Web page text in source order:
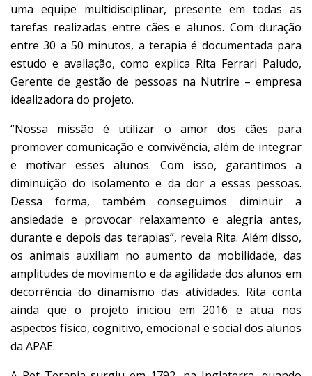
uma equipe multidisciplinar, presente em todas as
tarefas realizadas entre cães e alunos. Com duração
entre 30 a 50 minutos, a terapia é documentada para
estudo e avaliação, como explica Rita Ferrari Paludo,
Gerente de gestão de pessoas na Nutrire – empresa
idealizadora do projeto.
“Nossa missão é utilizar o amor dos cães para
promover comunicação e convivência, além de integrar
e motivar esses alunos. Com isso, garantimos a
diminuição do isolamento e da dor a essas pessoas.
Dessa forma, também conseguimos diminuir a
ansiedade e provocar relaxamento e alegria antes,
durante e depois das terapias”, revela Rita. Além disso,
os animais auxiliam no aumento da mobilidade, das
amplitudes de movimento e da agilidade dos alunos em
decorrência do dinamismo das atividades. Rita conta
ainda que o projeto iniciou em 2016 e atua nos
aspectos físico, cognitivo, emocional e social dos alunos
da APAE.